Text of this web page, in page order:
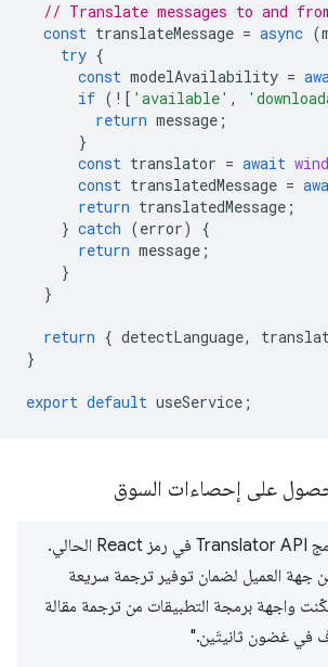
// Translate messages to and
const translateMessage = async (
try {
const modelAvailability =
if ( ! [ 'available' ,
return message ;
}
const translator = await
const translatedMessage =
return translatedMessage ;
} catch (error)
{
return message ;
}
}
return { detectLanguage,
}
export default useService ;
على إحصاءات السوق
"كان من السهل جدًا دمج Translator API في رمز React الحالي.
جهة العميل لضمان توفير ترجمة سريعة
واجهة برمجة التطبيقات من ترجمة مقالة